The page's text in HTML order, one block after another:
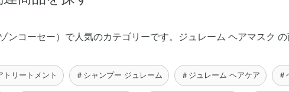
ンコーセー）で人気のカテゴリーです。ジュレーム ヘアマスク
トリートメント ＃シャンプー ジュレーム ＃ジュレーム ヘアケア